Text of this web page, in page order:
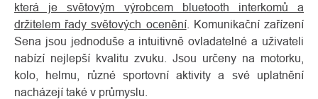
která je světovým výrobcem bluetooth interkomů a
držitelem řady světových ocenění. Komunikační zařízení
Sena jsou jednoduše a intuitivně ovladatelné a uživateli
nabízí nejlepší kvalitu zvuku. Jsou určeny na motorku,
kolo, helmu, různé sportovní aktivity a své uplatnění
nacházejí také v průmyslu.